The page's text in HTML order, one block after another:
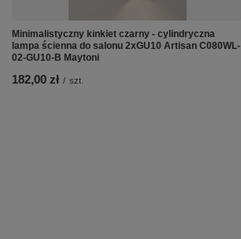
Minimalistyczny kinkiet czarny - cylindryczna
lampa ścienna do salonu 2xGU10 Artisan C080WL-
02-GU10-B Maytoni
182,00 zł / szt.